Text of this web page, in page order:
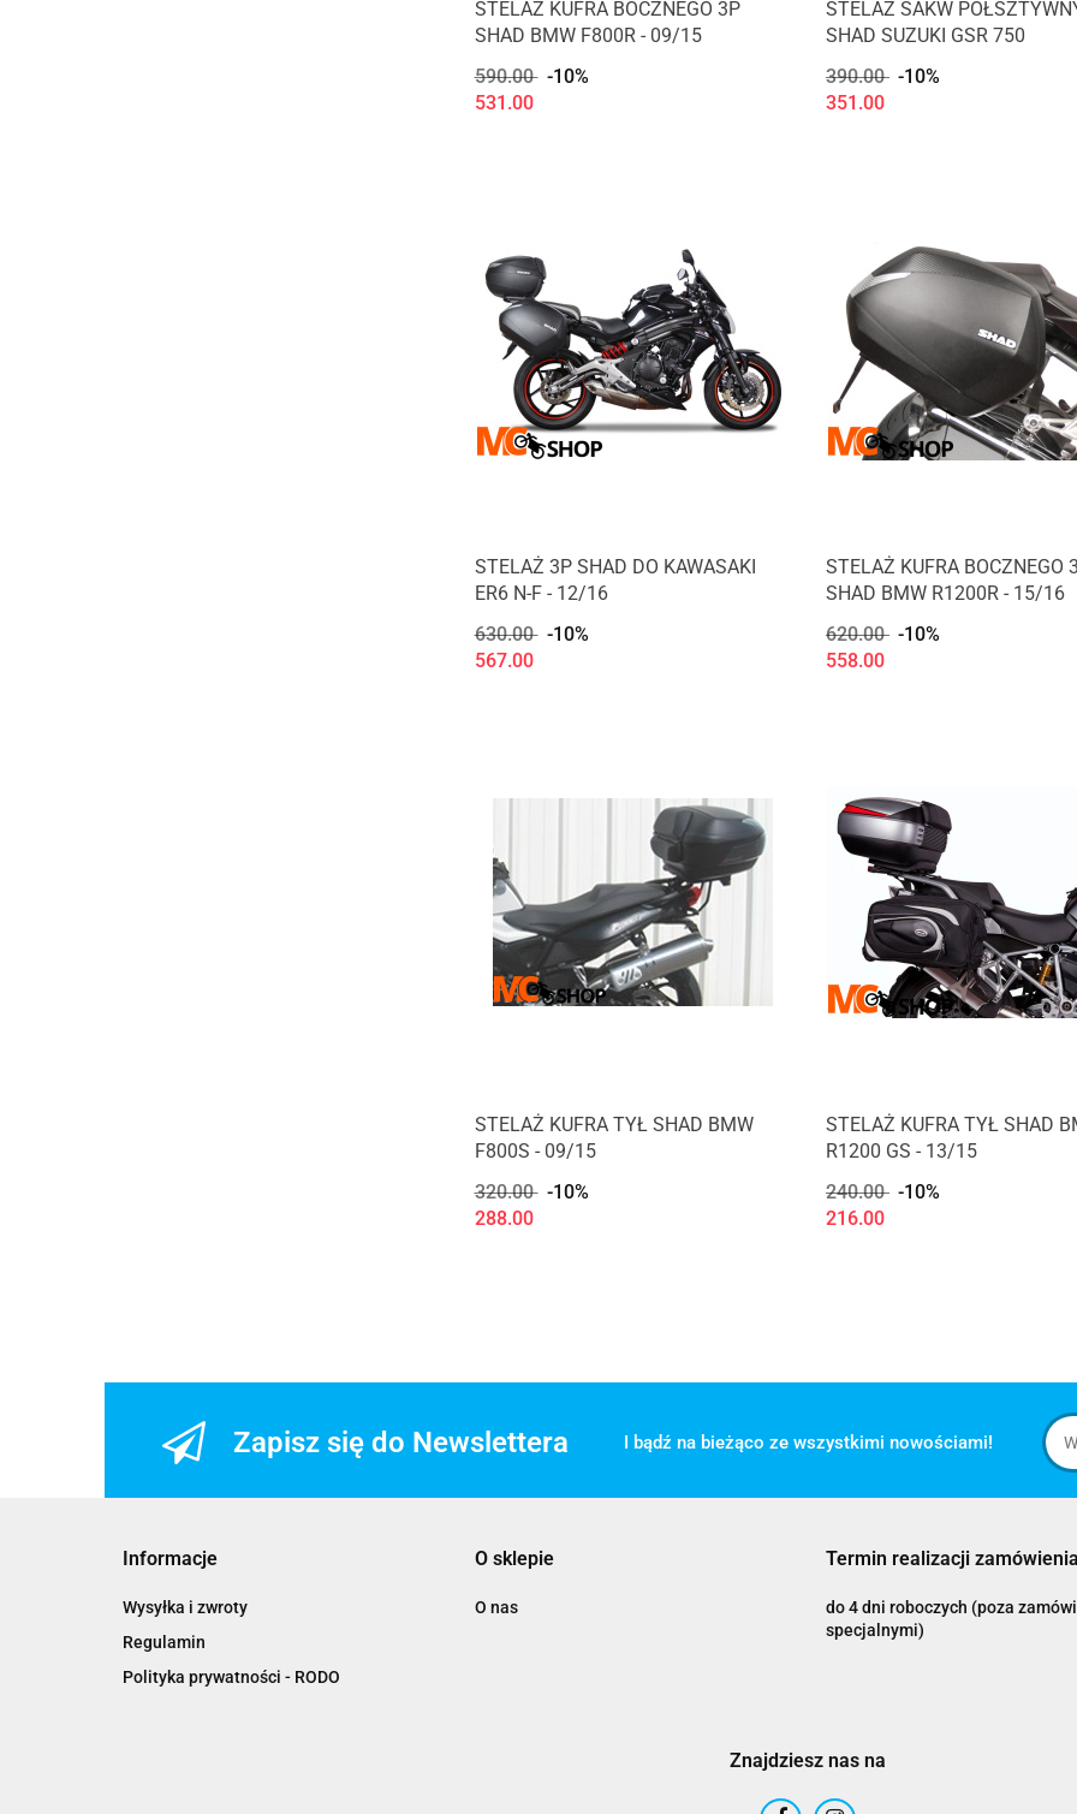
STELAŻ KUFRA BOCZNEGO 3P
SHAD BMW F800R - 09/15
590.00
-10%
531.00
STELAŻ SAKW
SHAD SUZUKI GSR 750
390.00 -10%
351.00
STELAŻ 3P SHAD DO KAWASAKI
ER6 N-F - 12/16
630.00
-10%
567.00
STELAŻ KUFRA BOCZNEGO
SHAD BMW R1200R - 15/16
620.00 -10%
558.00
STELAŻ KUFRA TYŁ SHAD BMW
F800S - 09/15
320.00
-10%
288.00
STELAŻ KUFRA TYŁ SHAD
R1200 GS - 13/15
240.00 -10%
216.00
Zapisz się do Newslettera I bądź na bieżąco ze wszystkimi nowościami!
Informacje
Wysyłka i zwroty
Regulamin
Polityka prywatności - RODO
O sklepie
O nas
Termin realizacji
do 4 dni roboczych (poza
specjalnymi)
Znajdziesz nas na